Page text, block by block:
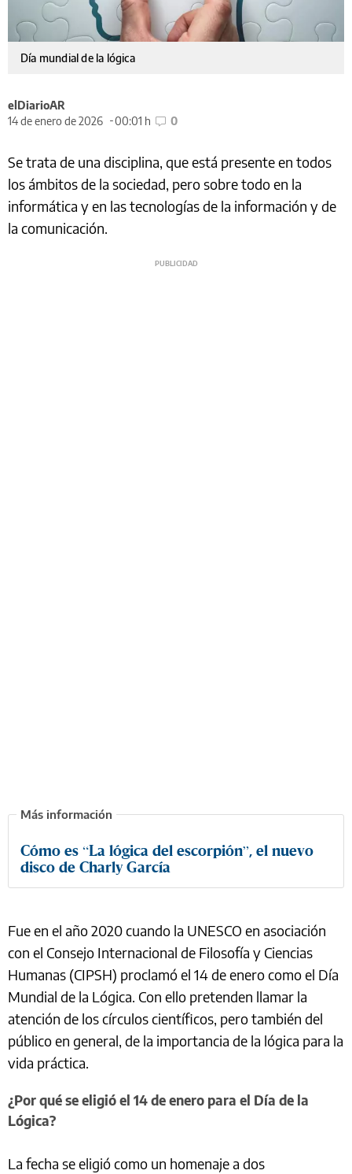
Día mundial de la lógica
elDiarioAR
14 de enero de 2026
00:01 h 0
Se trata de una disciplina, que está presente en todos
los ámbitos de la sociedad, pero sobre todo en la
informática y en las tecnologías de la información y de
la comunicación.
Cómo es “La lógica del escorpión”, el nuevo
disco de Charly García
Fue en el año 2020 cuando la UNESCO en asociación
con el Consejo Internacional de Filosofía y Ciencias
Humanas (CIPSH) proclamó el 14 de enero como el Día
Mundial de la Lógica. Con ello pretenden llamar la
atención de los círculos científicos, pero también del
público en general, de la importancia de la lógica para la
vida práctica.
¿Por qué se eligió el 14 de enero para el Día de la
Lógica?
La fecha se eligió como un homenaje a dos